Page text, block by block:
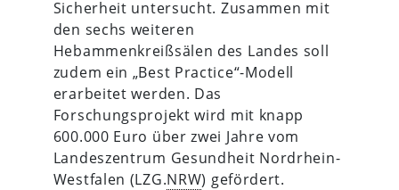
Sicherheit untersucht. Zusammen mit
den sechs weiteren
Hebammenkreißsälen des Landes soll
zudem ein „Best Practice“-Modell
erarbeitet werden. Das
Forschungsprojekt wird mit knapp
600.000 Euro über zwei Jahre vom
Landeszentrum Gesundheit Nordrhein-
Westfalen (LZG.NRW) gefördert.